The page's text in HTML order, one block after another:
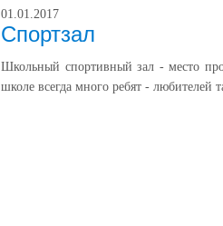
01.01.2017
Cпортзал
Школьный спортивный зал - место
школе всегда много ребят - любителей